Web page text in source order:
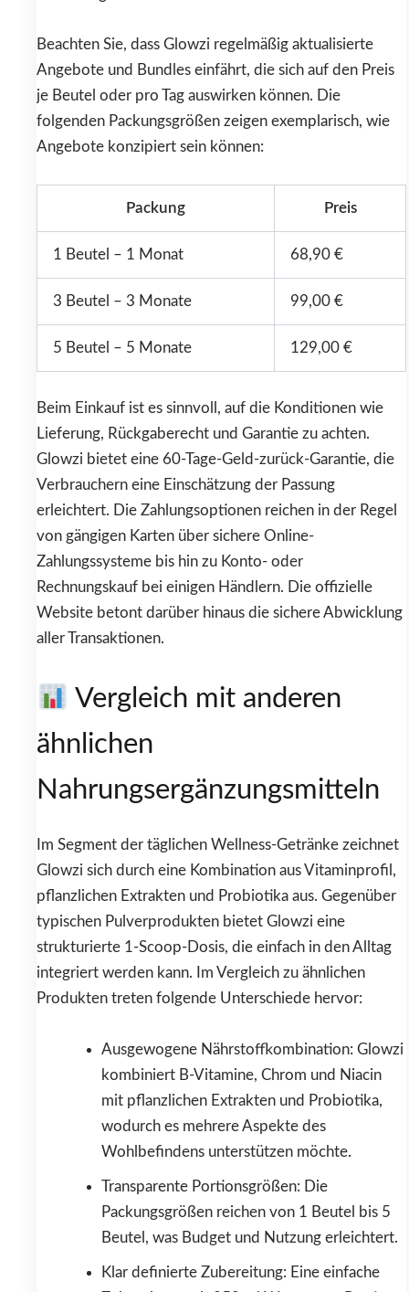
Beachten Sie, dass Glowzi regelmäßig aktualisierte
Angebote und Bundles einfährt, die sich auf den Preis
je Beutel oder pro Tag auswirken können. Die
folgenden Packungsgrößen zeigen exemplarisch, wie
Angebote konzipiert sein können:
Packung Preis
1 Beutel – 1 Monat 68,90 €
3 Beutel – 3 Monate 99,00 €
5 Beutel – 5 Monate 129,00 €
Beim Einkauf ist es sinnvoll, auf die Konditionen wie
Lieferung, Rückgaberecht und Garantie zu achten.
Glowzi bietet eine 60-Tage-Geld-zurück-Garantie, die
Verbrauchern eine Einschätzung der Passung
erleichtert. Die Zahlungsoptionen reichen in der Regel
von gängigen Karten über sichere Online-
Zahlungssysteme bis hin zu Konto- oder
Rechnungskauf bei einigen Händlern. Die offizielle
Website betont darüber hinaus die sichere Abwicklung
aller Transaktionen.
Vergleich mit anderen
ähnlichen
Nahrungsergänzungsmitteln
Im Segment der täglichen Wellness-Getränke zeichnet
Glowzi sich durch eine Kombination aus Vitaminprofil,
pflanzlichen Extrakten und Probiotika aus. Gegenüber
typischen Pulverprodukten bietet Glowzi eine
strukturierte 1-Scoop-Dosis, die einfach in den Alltag
integriert werden kann. Im Vergleich zu ähnlichen
Produkten treten folgende Unterschiede hervor:
Ausgewogene Nährstoffkombination: Glowzi
kombiniert B-Vitamine, Chrom und Niacin
mit pflanzlichen Extrakten und Probiotika,
wodurch es mehrere Aspekte des
Wohlbefindens unterstützen möchte.
Transparente Portionsgrößen: Die
Packungsgrößen reichen von 1 Beutel bis 5
Beutel, was Budget und Nutzung erleichtert.
Klar definierte Zubereitung: Eine einfache